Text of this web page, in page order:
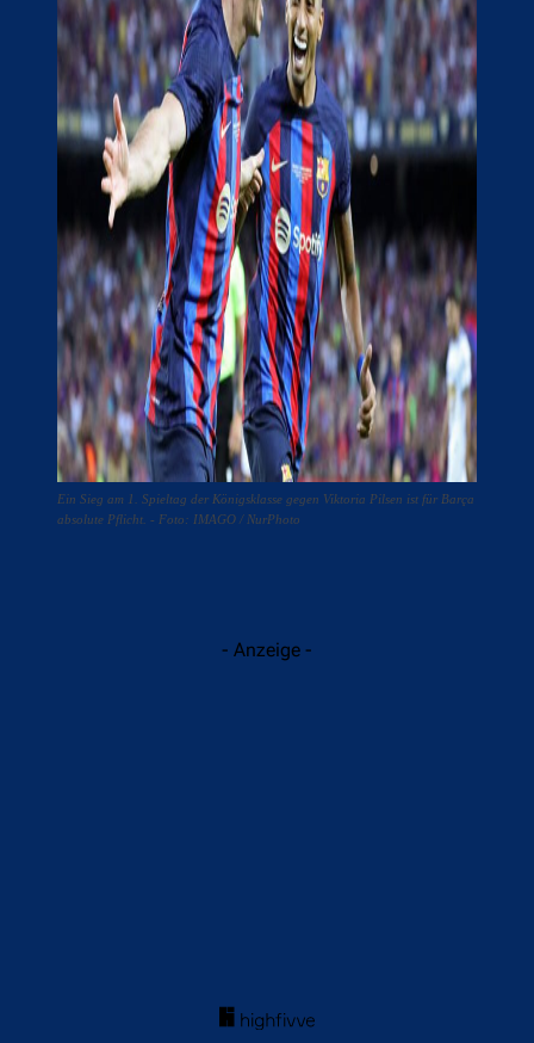
Ein Sieg am 1. Spieltag der Königsklasse gegen Viktoria Pilsen ist für Barça
absolute Pflicht. - Foto: IMAGO / NurPhoto
- Anzeige -